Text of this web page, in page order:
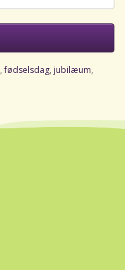
,fødselsdag, jubilæum,